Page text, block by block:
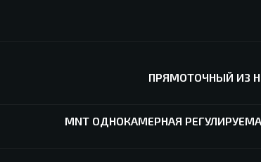
ПРЯМОТОЧНЫЙ ИЗ
MNT ОДНОКАМЕРНАЯ